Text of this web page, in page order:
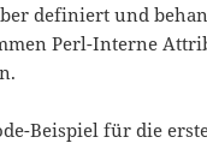
definiert und
Perl-Interne
Beispiel für die